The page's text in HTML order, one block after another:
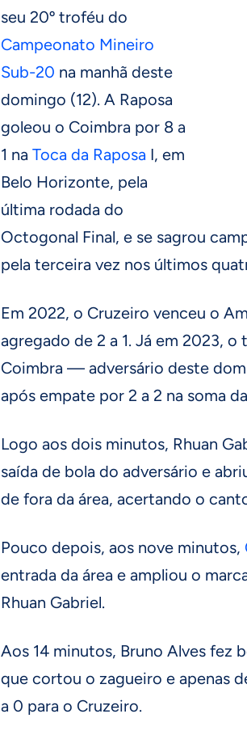
seu 20º troféu do
Campeonato Mineiro
Sub-20 na manhã deste
domingo (12). A Raposa
goleou o Coimbra por 8 a
1 na Toca da Raposa I, em
Belo Horizonte, pela
última rodada do
Octogonal Final, e se sagrou
pela terceira vez nos últimos
Em 2022, o Cruzeiro venceu o
agregado de 2 a 1. Já em 2023,
Coimbra — adversário deste
após empate por 2 a 2 na soma
Logo aos dois minutos, Rhuan
saída de bola do adversário e
de fora da área, acertando o
Pouco depois, aos nove minutos,
entrada da área e ampliou o
Rhuan Gabriel.
Aos 14 minutos, Bruno Alves fez
que cortou o zagueiro e apenas
a 0 para o Cruzeiro.